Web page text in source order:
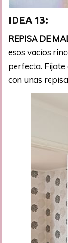
IDEA 13:
REPISA DE
esos vacíos
perfecta. Fíjate
con unas